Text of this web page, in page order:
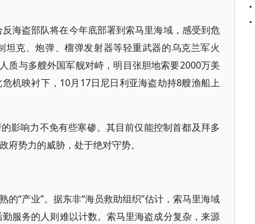
海盗部队将在今年底部署到索马里海域，感受到危
克、炮弹、榴弹发射器等轻重武器的乌克兰军火
质与多艘外国军舰对峙，明目张胆地索要2000万美
机映衬下，10月17日尼日利亚海盗劫持8艘渔船上
影响力不免有些寒碜。其目前仅能控制首都及拜多
势力的威胁，处于绝对守势。
“产业”。据东非“海员救助组织”估计，索马里海域
服务的人则难以计数。索马里海盗成分复杂，来源